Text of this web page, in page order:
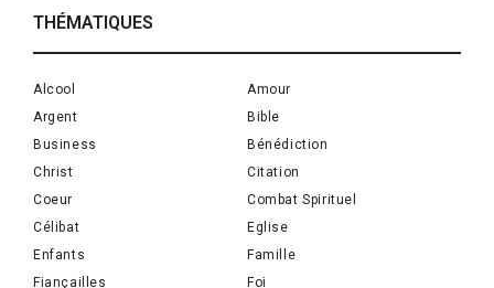
THÉMATIQUES
Alcool
Amour
Argent
Bible
Business
Bénédiction
Christ
Citation
Coeur
Combat Spirituel
Célibat
Eglise
Enfants
Famille
Fiançailles
Foi